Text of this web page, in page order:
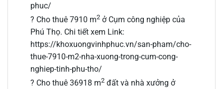
phuc/
? Cho thuê 7910 m2 ở Cụm công nghiệp của
Phú Thọ. Chi tiết xem Link:
https://khoxuongvinhphuc.vn/san-pham/cho-
thue-7910-m2-nha-xuong-trong-cum-cong-
nghiep-tinh-phu-tho/
? Cho thuê 36918 m2 đất và nhà xưởng ở